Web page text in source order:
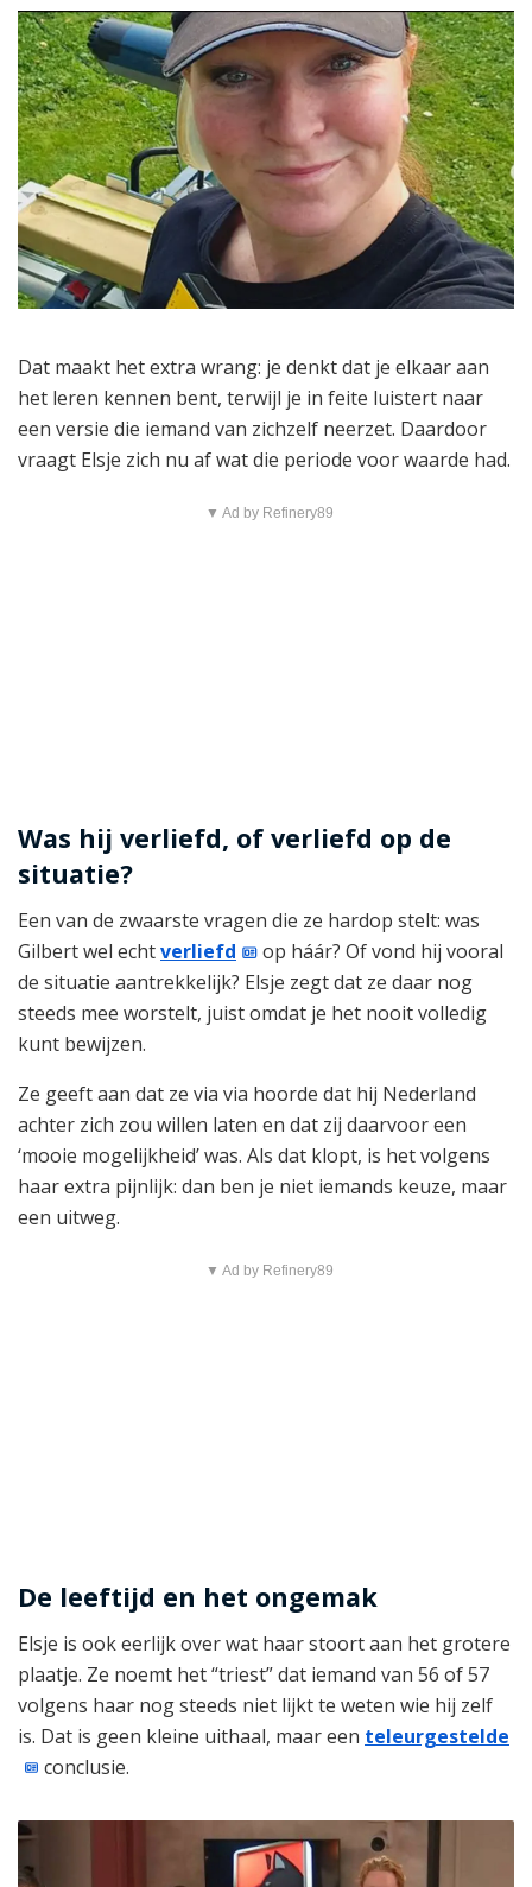
Dat maakt het extra wrang: je denkt dat je elkaar aan
het leren kennen bent, terwijl je in feite luistert naar
een versie die iemand van zichzelf neerzet. Daardoor
vraagt Elsje zich nu af wat die periode voor waarde had.
▼ Ad by Refinery89
Was hij verliefd, of verliefd op de
situatie?
Een van de zwaarste vragen die ze hardop stelt: was
Gilbert wel echtverliefd
op háár? Of vond hij vooral
de situatie aantrekkelijk? Elsje zegt dat ze daar nog
steeds mee worstelt, juist omdat je het nooit volledig
kunt bewijzen.
Ze geeft aan dat ze via via hoorde dat hij Nederland
achter zich zou willen laten en dat zij daarvoor een
‘mooie mogelijkheid’ was. Als dat klopt, is het volgens
haar extra pijnlijk: dan ben je niet iemands keuze, maar
een uitweg.
▼ Ad by Refinery89
De leeftijd en het ongemak
Elsje is ook eerlijk over wat haar stoort aan het grotere
plaatje. Ze noemt het “triest” dat iemand van 56 of 57
volgens haar nog steeds niet lijkt te weten wie hij zelf
is. Dat is geen kleine uithaal, maar een teleurgestelde
conclusie.